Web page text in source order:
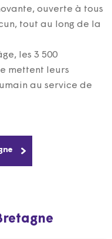
ouverte à tous
tout au long de la
les 3 500
mettent leurs
au service de